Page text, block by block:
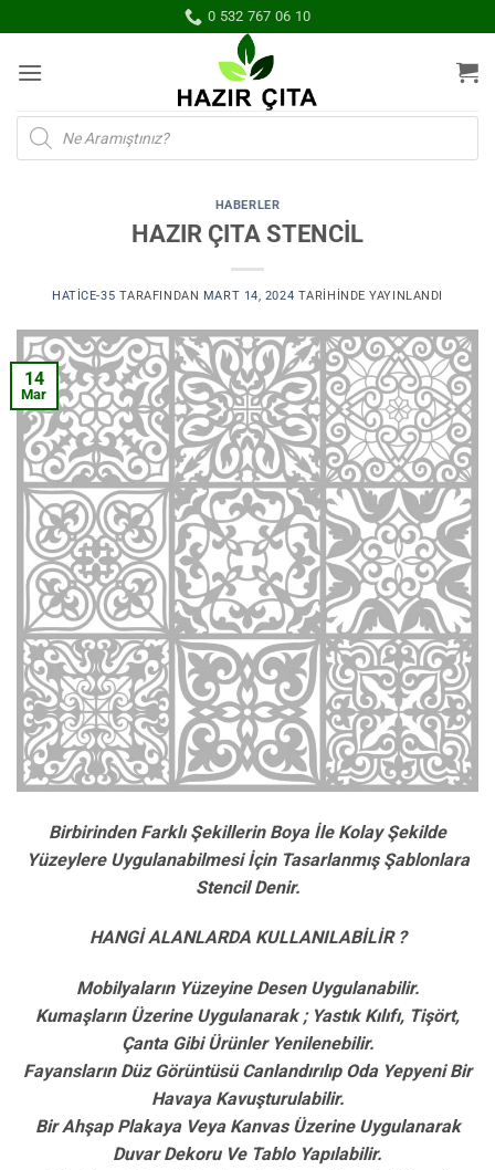
atla
0 532 767 06 10
Products
search
HABERLER
HAZIR ÇITA STENCİL
HATICE-35 TARAFINDAN MART 14, 2024 TARIHINDE YAYINLANDI
14
Mar
Birbirinden Farklı Şekillerin Boya İle Kolay Şekilde
Yüzeylere Uygulanabilmesi İçin Tasarlanmış Şablonlara
Stencil Denir.
HANGİ ALANLARDA KULLANILABİLİR ?
Mobilyaların Yüzeyine Desen Uygulanabilir.
Kumaşların Üzerine Uygulanarak ; Yastık Kılıfı, Tişört,
Çanta Gibi Ürünler Yenilenebilir.
Fayansların Düz Görüntüsü Canlandırılıp Oda Yepyeni Bir
Havaya Kavuşturulabilir.
Bir Ahşap Plakaya Veya Kanvas Üzerine Uygulanarak
Duvar Dekoru Ve Tablo Yapılabilir.